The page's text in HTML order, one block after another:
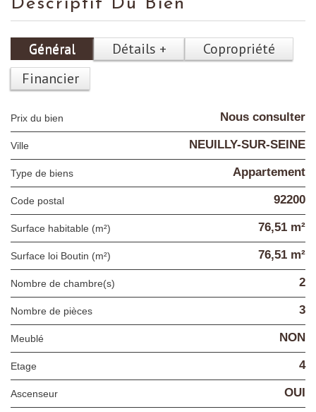
Descriptif Du Bien
Général Détails +
Copropriété
Financier
Prix du bien Nous consulter
Ville NEUILLY-SUR-SEINE
Type de biens Appartement
Code postal 92200
Surface habitable (m²) 76,51 m²
Surface loi Boutin (m²) 76,51 m²
Nombre de chambre(s) 2
Nombre de pièces 3
Meublé NON
Etage 4
Ascenseur OUI